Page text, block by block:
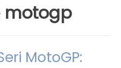
motogp
MotoGP: